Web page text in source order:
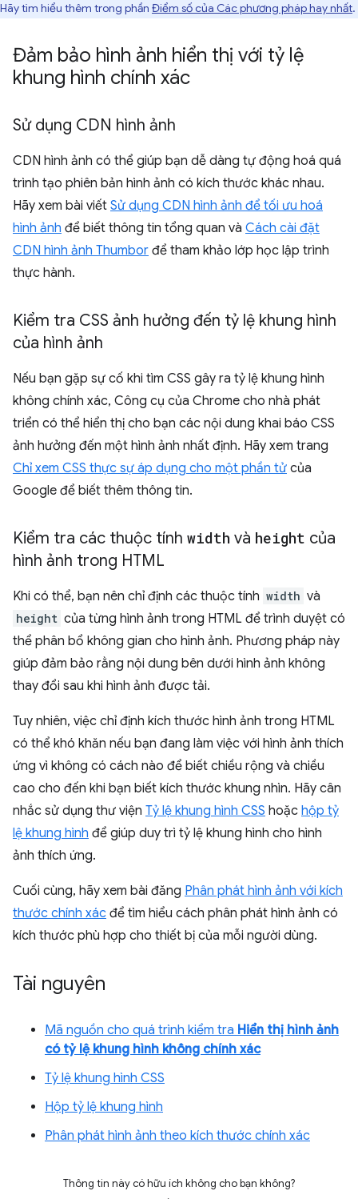
Hãy tìm hiểu thêm trong phần Điểm số của Các phương pháp hay nhất.
Đảm bảo hình ảnh hiển thị với tỷ lệ
khung hình chính xác
Sử dụng CDN hình ảnh
CDN hình ảnh có thể giúp bạn dễ dàng tự động hoá quá
trình tạo phiên bản hình ảnh có kích thước khác nhau.
Hãy xem bài viết Sử dụng CDN hình ảnh để tối ưu hoá
hình ảnh để biết thông tin tổng quan và Cách cài đặt
CDN hình ảnh Thumbor để tham khảo lớp học lập trình
thực hành.
Kiểm tra CSS ảnh hưởng đến tỷ lệ khung hình
của hình ảnh
Nếu bạn gặp sự cố khi tìm CSS gây ra tỷ lệ khung hình
không chính xác, Công cụ của Chrome cho nhà phát
triển có thể hiển thị cho bạn các nội dung khai báo CSS
ảnh hưởng đến một hình ảnh nhất định. Hãy xem trang
Chỉ xem CSS thực sự áp dụng cho một phần tử của
Google để biết thêm thông tin.
Kiểm tra các thuộc tính width và height của
hình ảnh trong HTML
Khi có thể, bạn nên chỉ định các thuộc tính width và
height của từng hình ảnh trong HTML để trình duyệt có
thể phân bổ không gian cho hình ảnh. Phương pháp này
giúp đảm bảo rằng nội dung bên dưới hình ảnh không
thay đổi sau khi hình ảnh được tải.
Tuy nhiên, việc chỉ định kích thước hình ảnh trong HTML
có thể khó khăn nếu bạn đang làm việc với hình ảnh thích
ứng vì không có cách nào để biết chiều rộng và chiều
cao cho đến khi bạn biết kích thước khung nhìn. Hãy cân
nhắc sử dụng thư viện Tỷ lệ khung hình CSS hoặc hộp tỷ
lệ khung hình để giúp duy trì tỷ lệ khung hình cho hình
ảnh thích ứng.
Cuối cùng, hãy xem bài đăng Phân phát hình ảnh với kích
thước chính xác để tìm hiểu cách phân phát hình ảnh có
kích thước phù hợp cho thiết bị của mỗi người dùng.
Tài nguyên
Mã nguồn cho quá trình kiểm tra Hiển thị hình ảnh
có tỷ lệ khung hình không chính xác
Tỷ lệ khung hình CSS
Hộp tỷ lệ khung hình
Phân phát hình ảnh theo kích thước chính xác
Thông tin này có hữu ích không cho bạn không?